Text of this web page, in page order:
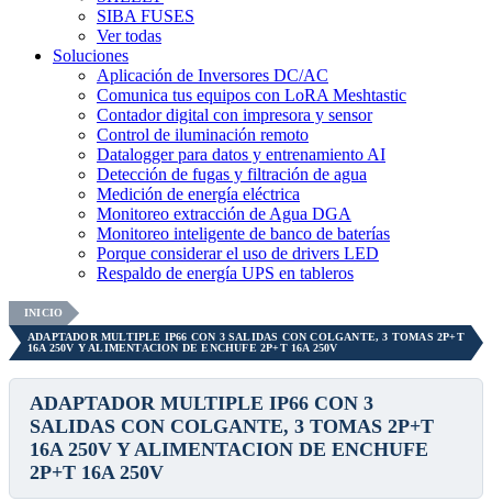
SIBA FUSES
Ver todas
Soluciones
Aplicación de Inversores DC/AC
Comunica tus equipos con LoRA Meshtastic
Contador digital con impresora y sensor
Control de iluminación remoto
Datalogger para datos y entrenamiento AI
Detección de fugas y filtración de agua
Medición de energía eléctrica
Monitoreo extracción de Agua DGA
Monitoreo inteligente de banco de baterías
Porque considerar el uso de drivers LED
Respaldo de energía UPS en tableros
INICIO
ADAPTADOR MULTIPLE IP66 CON 3 SALIDAS CON COLGANTE, 3 TOMAS 2P+T
16A 250V Y ALIMENTACION DE ENCHUFE 2P+T 16A 250V
ADAPTADOR MULTIPLE IP66 CON 3
SALIDAS CON COLGANTE, 3 TOMAS 2P+T
16A 250V Y ALIMENTACION DE ENCHUFE
2P+T 16A 250V